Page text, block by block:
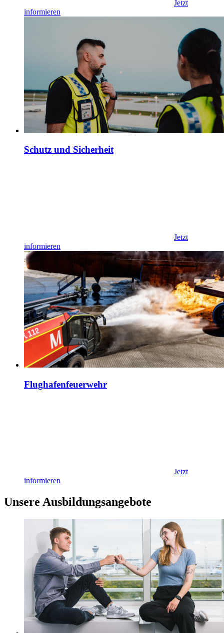
Jetzt
informieren
Schutz und Sicherheit
Jetzt
informieren
Flughafenfeuerwehr
Jetzt
informieren
Unsere Ausbildungsangebote